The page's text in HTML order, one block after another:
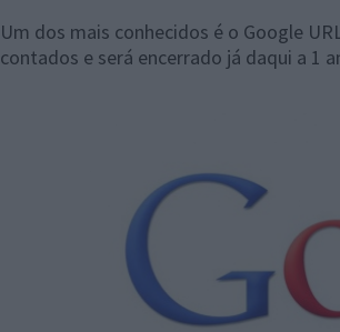
Um dos mais conhecidos é o Google
contados e será encerrado já daqui a 1